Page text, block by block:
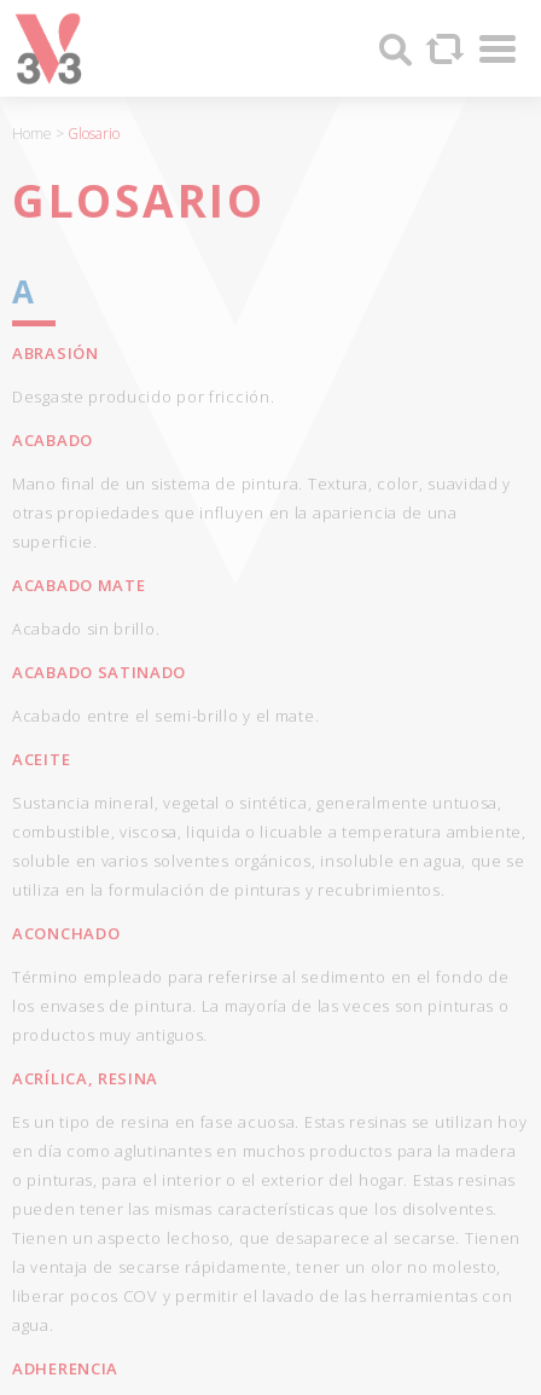
V33
FABRICANTE
PRODUCTOS
MADERA
DESDE
1957
Search
Home > Glosario
GLOSARIO
A
ABRASIÓN
Desgaste producido por fricción.
ACABADO
Mano final de un sistema de pintura. Textura, color, suavidad y
otras propiedades que influyen en la apariencia de una
superficie.
ACABADO MATE
Acabado sin brillo.
ACABADO SATINADO
Acabado entre el semi-brillo y el mate.
ACEITE
Sustancia mineral, vegetal o sintética, generalmente untuosa,
combustible, viscosa, liquida o licuable a temperatura ambiente,
soluble en varios solventes orgánicos, insoluble en agua, que se
utiliza en la formulación de pinturas y recubrimientos.
ACONCHADO
Término empleado para referirse al sedimento en el fondo de
los envases de pintura. La mayoría de las veces son pinturas o
productos muy antiguos.
ACRÍLICA, RESINA
Es un tipo de resina en fase acuosa. Estas resinas se utilizan hoy
en día como aglutinantes en muchos productos para la madera
o pinturas, para el interior o el exterior del hogar. Estas resinas
pueden tener las mismas características que los disolventes.
Tienen un aspecto lechoso, que desaparece al secarse. Tienen
la ventaja de secarse rápidamente, tener un olor no molesto,
liberar pocos COV y permitir el lavado de las herramientas con
agua.
ADHERENCIA
Panel de gestión de cookies